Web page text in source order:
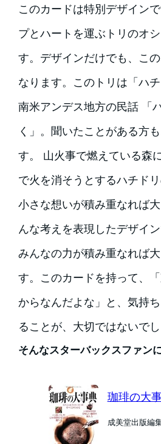
このカードは特別デザイン
プとハートを運ぶトリのオ
す。デザインだけでも、こ
なります。このトリは「ハチ
南米アンデス地方の民話 「
く」。聞いたことがある方
す。 山火事で燃えている森
で火を消そうとするハチドリ
小さな想いが積み重なれば
んな考えを表現したデザイン
みんなの力が積み重なれば
す。このカードを持って、
からなんだよな」と、気持
ることが、大切ではないで
そんなスターバックスファン
珈琲の大
成美堂出版編